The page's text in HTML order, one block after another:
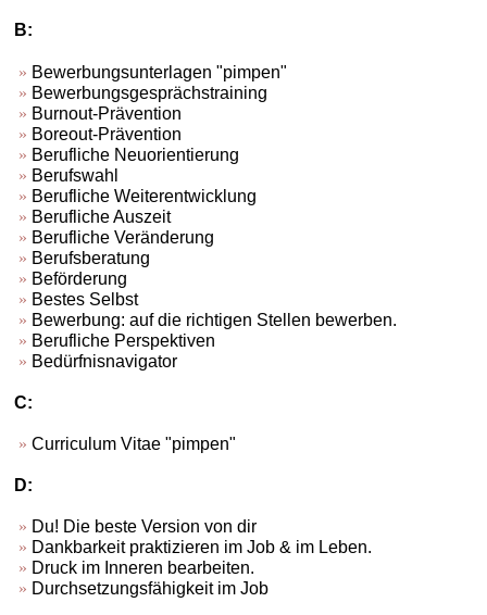
B:
Bewerbungsunterlagen "pimpen"
Bewerbungsgesprächstraining
Burnout-Prävention
Boreout-Prävention
Berufliche Neuorientierung
Berufswahl
Berufliche Weiterentwicklung
Berufliche Auszeit
Berufliche Veränderung
Berufsberatung
Beförderung
Bestes Selbst
Bewerbung: auf die richtigen Stellen bewerben.
Berufliche Perspektiven
Bedürfnisnavigator
C:
Curriculum Vitae "pimpen"
D:
Du! Die beste Version von dir
Dankbarkeit praktizieren im Job & im Leben.
Druck im Inneren bearbeiten.
Durchsetzungsfähigkeit im Job